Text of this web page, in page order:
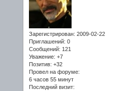
Зарегистрирован: 2009-02-22
Приглашений: 0
Сообщений: 121
Уважение: +7
Позитив: +32
Провел на форуме:
6 часов 55 минут
Последний визит: